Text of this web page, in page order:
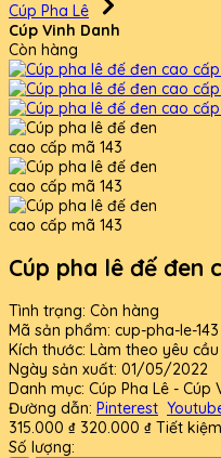
Cúp Pha Lê
Cúp Vinh Danh
Còn hàng
Cúp pha lê đế đen
Tình trạng: Còn hàng
Mã sản phẩm: cup-pha-le-143
Kích thước: Làm theo yêu cầu
Ngày sản xuất: 01/05/2022
Danh mục: Cúp Pha Lê - Cúp
Đường dẫn: Pinterest
315.000 ₫ 320.000 ₫ Tiết
Số lượng: